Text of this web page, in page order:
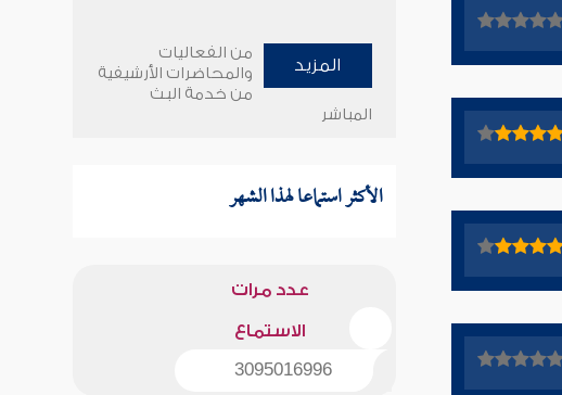
المزيد
من الفعاليات
والمحاضرات الأرشيفية
من خدمة البث
المباشر
الأكثر استماعا لهذا الشهر
عدد مرات
الاستماع
3095016996